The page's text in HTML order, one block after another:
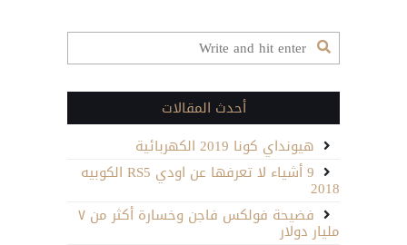
أحدث المقالات
هيونداي كونا 2019 الكهربائية
9 أشياء لا تعرفها عن اودي RS5 الكوبيه
2018
فضيحة فولكس فاجن وخسارة أكثر من ٧
مليار دولار